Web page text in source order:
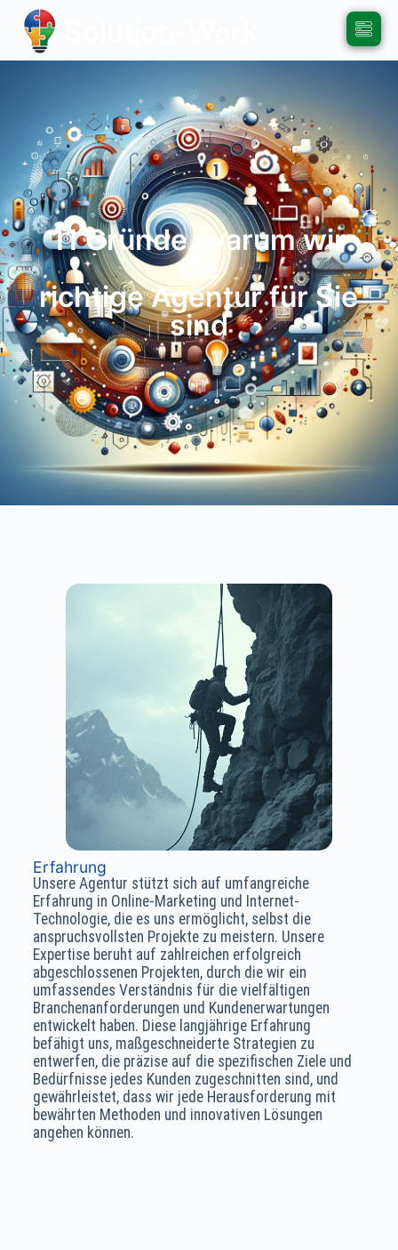
11 Gründe, warum wir
die
richtige Agentur für Sie
sind
Erfahrung
Unsere Agentur stützt sich auf umfangreiche
Erfahrung in Online-Marketing und Internet-
Technologie, die es uns ermöglicht, selbst die
anspruchsvollsten Projekte zu meistern. Unsere
Expertise beruht auf zahlreichen erfolgreich
abgeschlossenen Projekten, durch die wir ein
umfassendes Verständnis für die vielfältigen
Branchenanforderungen und Kundenerwartungen
entwickelt haben. Diese langjährige Erfahrung
befähigt uns, maßgeschneiderte Strategien zu
entwerfen, die präzise auf die spezifischen Ziele und
Bedürfnisse jedes Kunden zugeschnitten sind, und
gewährleistet, dass wir jede Herausforderung mit
bewährten Methoden und innovativen Lösungen
angehen können.